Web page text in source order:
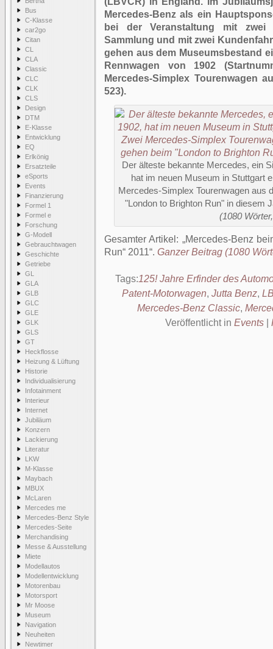
Bus
C-Klasse
car2go
Citan
CL
CLA
Classic
CLC
CLK
CLS
Design
DTM
E-Klasse
Entwicklung
EQ
Erlkönig
Ersatzteile
eSports
Events
Finanzierung
Formel 1
Formel e
Forschung
G-Modell
Gebrauchtwagen
Geschichte
Getriebe
GL
GLA
GLB
GLC
GLE
GLK
GLS
GT
Heckflosse
Heizung & Lüftung
Historie
Individualisierung
Infotainment
Interieur
Internet
Jubiläum
Konzern
Lackierung
Literatur
LKW
M-Klasse
Maybach
MBUX
McLaren
Mercedes me
Mercedes-Benz Style
Mercedes-Seite
Merchandising
Messe & Ausstellung
Miete
Modellautos
Modellentwicklung
Motorenbau
Motorsport
Mr Moose
Museum
Navigation
Neuheiten
Newtimer
Mercedes-Benz als ein
bei der Veranstaltung mit zwei
Sammlung und mit zwei
gehen aus dem Museumsbestand
Rennwagen von 1902
Mercedes-Simplex Tourenwagen
523).
Der älteste bekannte Mercedes, ein
hat im neuen Museum in Stuttgart
Mercedes-Simplex Tourenwagen aus
"London to Brighton Run" in diesem
(1080
Gesamter Artikel:
Mercedes-Benz
Run“ 2011 . Ganzer Beitrag (1080
Tags:125! Jahre Erfinder des
Patent-Motorwagen, Jutta Benz,
Mercedes-Benz Classic,
Veröffentlicht in Events